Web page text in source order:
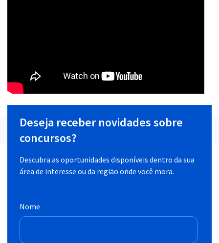
Deseja receber novidades sobre
concursos?
Descubra as oportunidades disponíveis dentro da sua
área de interesse ou da região onde você mora.
Nome